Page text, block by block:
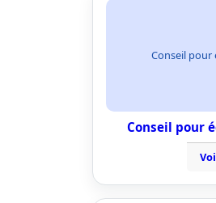
Conseil pour
Conseil pour